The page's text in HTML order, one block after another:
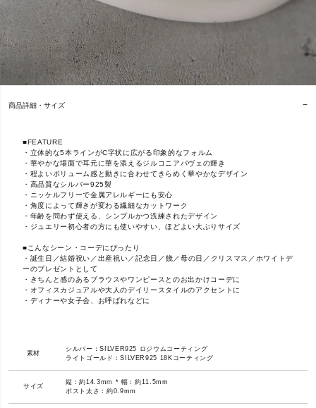
商品詳細・サイズ
■FEATURE
・立体的な5本ラインがC字状に広がる印象的なフォルム
・華やかな場面で耳元に華を添えるジルコニアパヴェの輝き
・程よいボリューム感と動きに合わせてきらめく華やかなデザイン
・高品質なシルバー925製
・ニッケルフリーで金属アレルギーにも安心
・角度によって輝きが変わる繊細なカットワーク
・年齢を問わず使える、シンプルかつ洗練されたデザイン
・ジュエリー初心者の方にも使いやすい、ほどよい大ぶりサイズ
■こんなシーン・コーデにぴったり
・誕生日／結婚祝い／出産祝い／記念日／餞／母の日／クリスマス／ホワイトデ
ーのプレゼントとして
・きちんと感のあるブラウスやワンピースとのお出かけコーデに
・オフィスカジュアルや大人のデイリースタイルのアクセントに
・ディナーや女子会、お呼ばれなどに
素材
シルバー：SILVER925 ロジウムコーティング
ライトゴールド：SILVER925 18Kコーティング
サイズ
縦：約14.3mm * 幅：約11.5mm
ポスト太さ：約0.9mm